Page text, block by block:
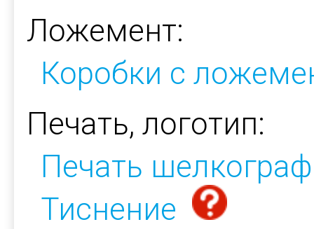
Ложемент:
Коробки с
Печать, логотип:
Печать
Тиснение